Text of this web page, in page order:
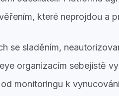
které neprojdou a
se sladěním,
organizacím sebejistě
monitoringu k